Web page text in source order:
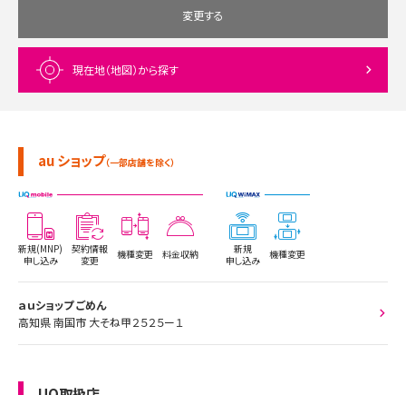
変更する
現在地（地図）から探す
au ショップ（一部店舗を除く）
新規(MNP)
申し込み
契約情報
変更
機種変更 料金収納
新規
申し込み
機種変更
ａｕショップ ごめん
高知県 南国市 大そね甲２５２５ー１